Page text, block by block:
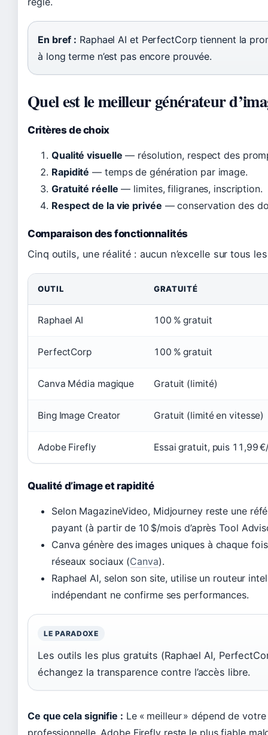
En bref : Raphael AI et PerfectCorp tiennent la
à long terme n’est pas encore prouvée.
Quel est le meilleur générateur
Critères de choix
Qualité visuelle — résolution, respect des
Rapidité — temps de génération par image.
Gratuité réelle — limites, filigranes, inscription.
Respect de la vie privée — conservation des
Comparaison des fonctionnalités
Cinq outils, une réalité : aucun n’excelle sur tous
OUTIL GRATUITÉ
Raphael AI 100 % gratuit
PerfectCorp 100 % gratuit
Canva Média magique Gratuit (limité)
Bing Image Creator Gratuit (limité en vitesse)
Adobe Firefly Essai gratuit, puis 11,99
Qualité d’image et rapidité
Selon MagazineVideo, Midjourney reste une
payant (à partir de 10 $/mois d’après Tool
Canva génère des images uniques à chaque
réseaux sociaux (Canva).
Raphael AI, selon son site, utilise un routeur
indépendant ne confirme ses performances.
LE PARADOXE
Les outils les plus gratuits (Raphael AI,
échangez la transparence contre l’accès libre.
Ce que cela signifie : Le « meilleur » dépend de
professionnelle, Adobe Firefly reste le plus fiable